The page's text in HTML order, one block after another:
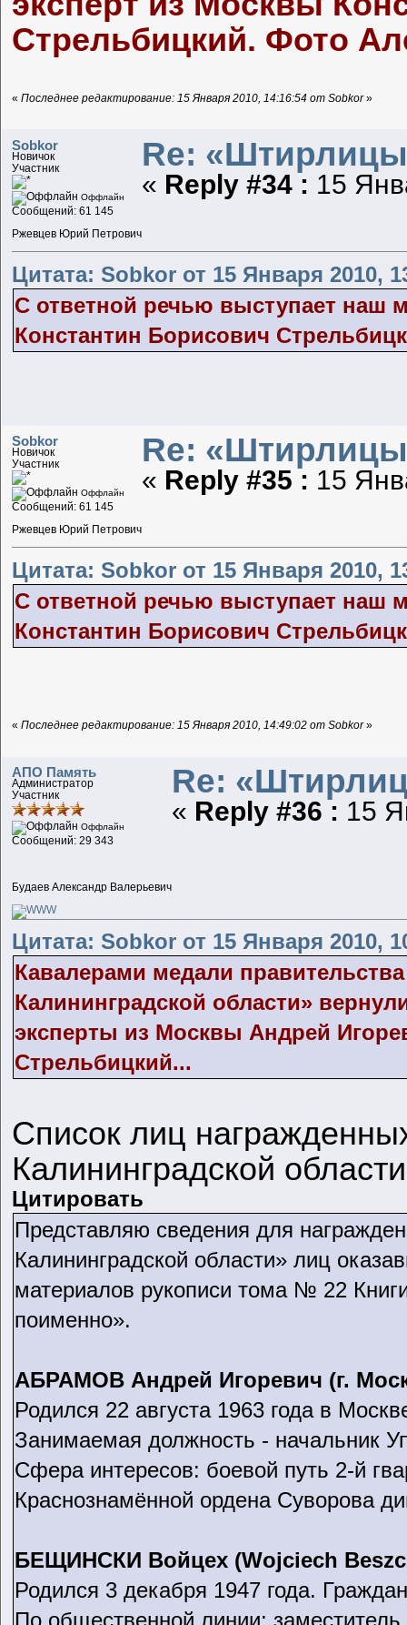
Стрельбицкий. Фото
« Последнее редактирование: 15 Января 2010, 14:16:54 от Sobkor»
Sobkor
Новичок
Участник
Оффлайн
Сообщений: 61 145
Ржевцев Юрий Петрович
Re:
« Reply #34 : 15
Цитата: Sobkor от 15 Января 2010,
С ответной речью выступает наш
Константин Борисович
Sobkor
Новичок
Участник
Оффлайн
Сообщений: 61 145
Ржевцев Юрий Петрович
Re:
« Reply #35 : 15
Цитата: Sobkor от 15 Января 2010,
С ответной речью выступает наш
Константин Борисович
« Последнее редактирование: 15 Января 2010, 14:49:02 от Sobkor»
АПО Память
Администратор
Участник
Оффлайн
Сообщений: 29 343
Будаев Александр Валерьевич
Re:
« Reply #36 : 15
Цитата: Sobkor от 15 Января 2010,
Кавалерами медали
Калининградской области»
эксперты из Москвы Андрей
Стрельбицкий...
Список лиц
Калининградской
Цитировать
Представляю сведения для
Калининградской области» лиц
материалов рукописи тома № 22
поименно».
АБРАМОВ Андрей Игоревич (г.
Родился 22 августа 1963 года в
Занимаемая должность -
Сфера интересов: боевой путь 2-й
Краснознамённой ордена Суворова
БЕЩИНСКИ Войцех (Wojciech
Родился 3 декабря 1947 года.